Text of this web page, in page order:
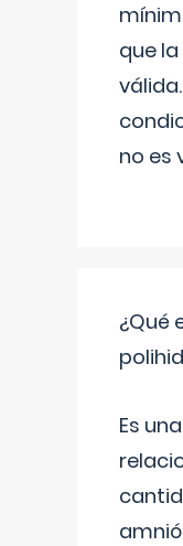
que
no es
¿Qué
Es